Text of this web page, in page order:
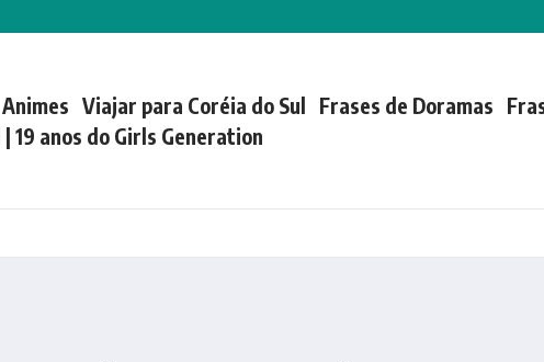
Animes Viajar para Coréia do Sul Frases de Doramas
| 19 anos do Girls Generation